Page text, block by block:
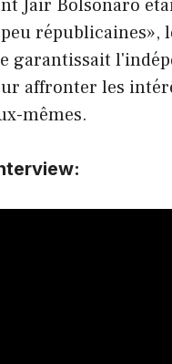
Jair Bolsonaro
républicaines»,
garantissait
affronter les
mêmes.